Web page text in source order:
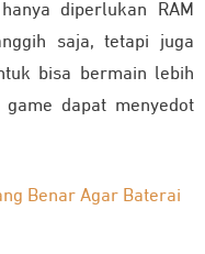
diperlukan RAM
saja, tetapi juga
bisa bermain lebih
dapat menyedot
Benar Agar Baterai